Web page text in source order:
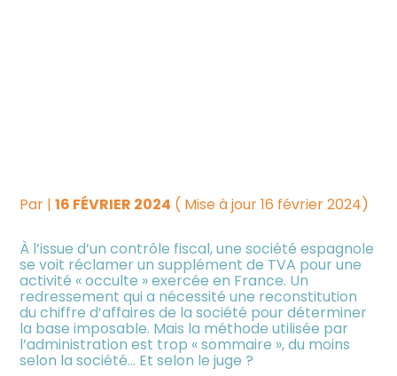
Construire votre patrimoine
Être prêt pour la facturation
électronique
Par |16 FÉVRIER 2024 ( Mise à jour 16 février 2024)
À l’issue d’un contrôle fiscal, une société espagnole
se voit réclamer un supplément de TVA pour une
activité « occulte » exercée en France. Un
redressement qui a nécessité une reconstitution
du chiffre d’affaires de la société pour déterminer
la base imposable. Mais la méthode utilisée par
l’administration est trop « sommaire », du moins
selon la société… Et selon le juge ?